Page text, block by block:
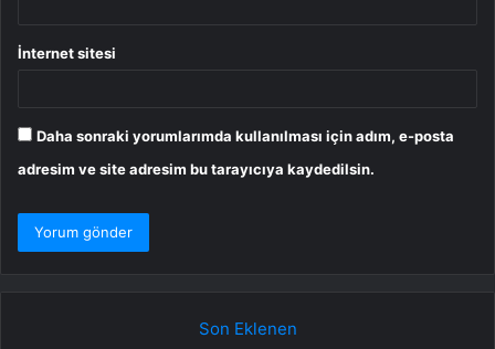
İnternet sitesi
Daha sonraki yorumlarımda kullanılması için adım, e-posta
adresim ve site adresim bu tarayıcıya kaydedilsin.
Son Eklenen